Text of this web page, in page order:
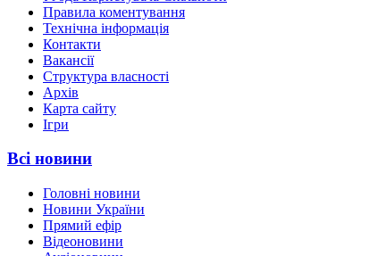
Правила коментування
Технічна інформація
Контакти
Вакансії
Структура власності
Архів
Карта сайту
Ігри
Всі новини
Головні новини
Новини України
Прямий ефір
Відеоновини